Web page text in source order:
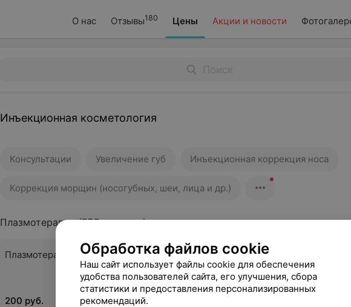
О нас Отзывы180 Цены Акции и новости
Инъекционная косметология
Консультации Увеличение губ Инъекционная коррекция носа
Коррекция морщин (носогубных, шеи, лица и др.)
Плазмотерапия (PRP-терапия)
Плазмотерапия 1 пробирка
200 руб.
Плазмотерапия 2 пробирки
(синяя
Швейцария
Обработка файлов cookie
Наш сайт использует файлы cookie для обеспечения
удобства пользователей сайта, его улучшения, сбора
статистики и предоставления персонализированных
рекомендаций.